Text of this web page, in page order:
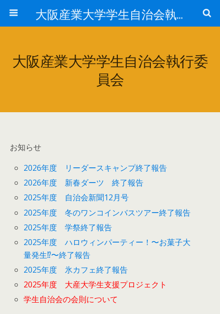
大阪産業大学学生自治会執行委員会
大阪産業大学学生自治会執行委
員会
お知らせ
2026年度 リーダースキャンプ終了報告
2026年度 新春ダーツ 終了報告
2025年度 自治会新聞12月号
2025年度 冬のワンコインバスツアー終了報告
2025年度 学祭終了報告
2025年度 ハロウィンパーティー！〜お菓子大
量発生⁉︎〜終了報告
2025年度 氷カフェ終了報告
2025年度 大産大学生支援プロジェクト
学生自治会の会則について